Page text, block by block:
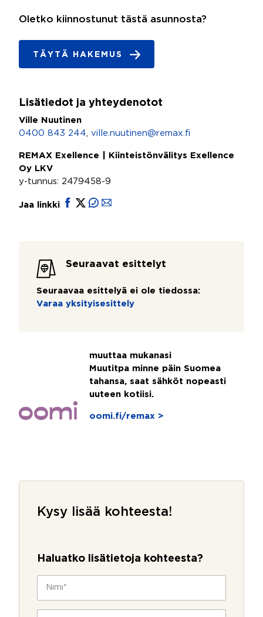
Oletko kiinnostunut tästä asunnosta?
TÄYTÄ HAKEMUS
Lisätiedot ja yhteydenotot
Ville Nuutinen
0400 843 244
ville.nuutinen@remax.fi
REMAX Exellence | Kiinteistönvälitys Exellence
Oy LKV
y-tunnus: 2479458-9
Jaa linkki
Seuraavat esittelyt
Seuraavaa esittelyä ei ole tiedossa:
Varaa yksityisesittely
muuttaa mukanasi
Muutitpa minne päin Suomea
tahansa, saat sähköt nopeasti
uuteen kotiisi.
oomi.fi/remax >
Kysy lisää kohteesta!
Haluatko lisätietoja kohteesta?
m